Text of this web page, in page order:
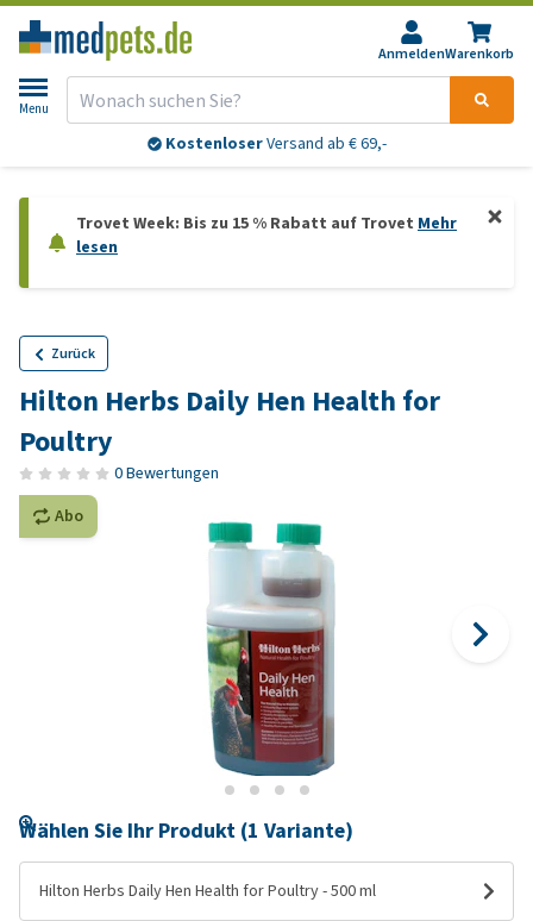
AnmeldenWarenkorb
Menu
KostenloserVersand ab € 69,-
Trovet Week: Bis zu 15 % Rabatt auf Trovet Mehr
lesen
Zurück
Hilton Herbs Daily Hen Health for
Poultry
0 Bewertungen
Abo
Wählen Sie Ihr Produkt (1 Variante)
Hilton Herbs Daily Hen Health for Poultry - 500 ml